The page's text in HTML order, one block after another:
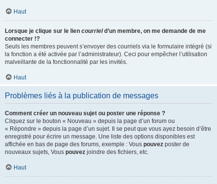
Haut
Lorsque je clique sur le lien courrield’un membre, on me demande de me
connecter !?
Seuls les membres peuvent s’envoyer des courriels via le formulaire intégré (si
la fonction a été activée par l’administrateur). Ceci pour empêcher l’utilisation
malveillante de la fonctionnalité par les invités.
Haut
Problèmes liés à la publication de messages
Comment créer un nouveau sujet ou poster une réponse ?
Cliquez sur le bouton « Nouveau » depuis la page d’un forum ou
« Répondre » depuis la page d’un sujet. Il se peut que vous ayez besoin d’être
enregistré pour écrire un message. Une liste des options disponibles est
affichée en bas de page des forums, exemple : Vous pouvez poster de
nouveaux sujets, Vous pouvez joindre des fichiers, etc.
Haut